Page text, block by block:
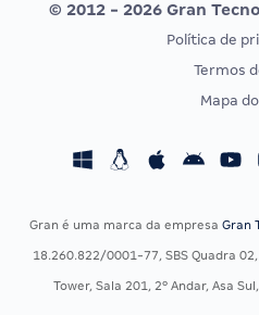
CONCURSOS POR PROFISSÃO
Concursos Fiscais
Concursos Saúde
© 2012 - 2026 Gran
Política de
Termos
Mapa
Gran é uma marca da empresa Gran
18.260.822/0001-77, SBS Quadra
Tower, Sala 201, 2º Andar, Asa